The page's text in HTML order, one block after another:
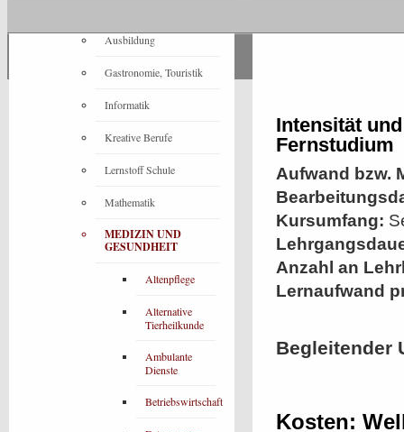
Intensität
Fernstudium
Aufwand bzw.
Kursumfang:
Anzahl an
Lernaufwand
Begleitender
Kosten:
Ausbildung
Gastronomie, Touristik
Informatik
Kreative Berufe
Lernstoff Schule
Mathematik
MEDIZIN UND
GESUNDHEIT
Altenpflege
Alternative
Tierheilkunde
Ambulante
Dienste
Betriebswirtschaft